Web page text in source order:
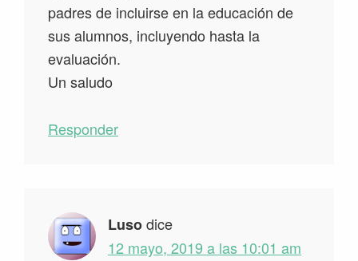
padres de incluirse en la educación de
sus alumnos, incluyendo hasta la
evaluación.
Un saludo
Responder
Lusodice
12 mayo, 2019 a las 10:01 am